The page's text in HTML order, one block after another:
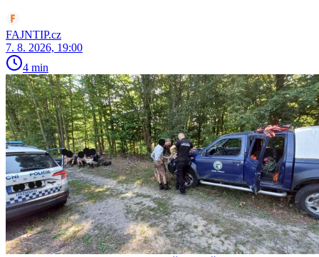
FAJNTIP.cz
7. 8. 2026, 19:00
4 min